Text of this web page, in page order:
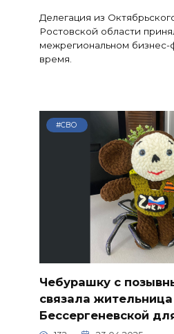
Делегация из
Ростовской области
межрегиональном
время.
#СВО
Чебурашку с
связала жительница
Бессергеневской